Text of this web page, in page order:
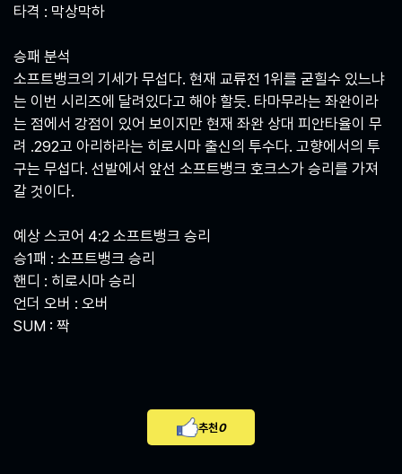
타격 : 막상막하
승패 분석
소프트뱅크의 기세가 무섭다. 현재 교류전 1위를 굳힐수 있느냐
는 이번 시리즈에 달려있다고 해야 할듯. 타마무라는 좌완이라
는 점에서 강점이 있어 보이지만 현재 좌완 상대 피안타율이 무
려 .292고 아리하라는 히로시마 출신의 투수다. 고향에서의 투
구는 무섭다. 선발에서 앞선 소프트뱅크 호크스가 승리를 가져
갈 것이다.
예상 스코어 4:2 소프트뱅크 승리
승1패 : 소프트뱅크 승리
핸디 : 히로시마 승리
언더 오버 : 오버
SUM : 짝
추천0